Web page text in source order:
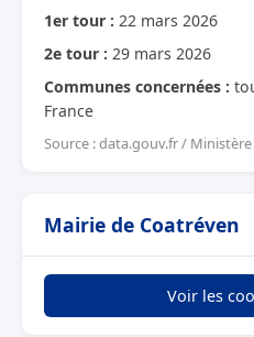
1er tour : 22 mars 2026
2e tour : 29 mars 2026
Communes concernées :
France
Source : data.gouv.fr /
Mairie de Coatréven
Voir les